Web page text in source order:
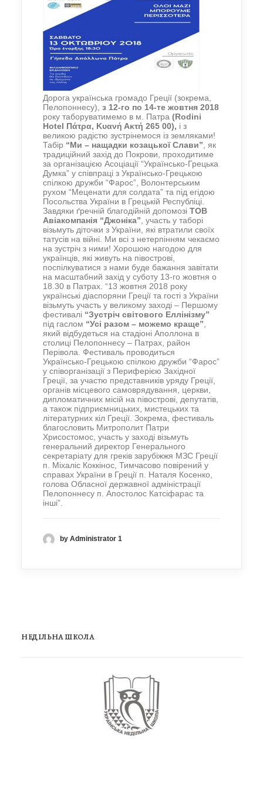
Дорога українська громадо Греції (зокрема,
Пелопоннесу), з 12-го по 14-те жовтня 2018
року таборуватимемо в м. Патра (Rodini
Hotel Πάτρα, Κυανή Ακτή 265 00), і з
великою радістю зустрінемося із земляками!
Табір “Ми – нащадки козацької Слави”, як
традиційний захід до Покрови, проходитиме
за організацією Асоціації “Українсько-Грецька
Думка” у співпраці з Українсько-Грецькою
спілкою дружби “Фарос”, Волонтерським
рухом “Меценати для солдата” та під егідою
Посольства України в Грецькій Республіці.
Завдяки ґречній благодійній допомозі ТОВ
Авіакомпанія “Джоніка”, участь у таборі
візьмуть діточки з України, які втратили своїх
татусів на війні. Ми всі з нетерпінням чекаємо
на зустріч з ними! Хорошою нагодою для
українців, які живуть на півострові,
поспілкуватися з нами буде бажання завітати
на масштабний захід у суботу 13-го жовтня о
18.30 в Патрах. “13 жовтня 2018 року
українські діаспоряни Греції та гості з України
візьмуть участь у великому заході – Першому
фестивалі “Зустріч світового Еллінізму”
під гаслом “Усі разом – можемо краще”,
який відбудеться на стадіоні Аполлона в
столиці Пелопоннесу – Патрах, район
Перівола. Фестиваль проводиться
Українсько-Грецькою спілкою дружби “Фарос”
у співорганізації з Периферією Західної
Греції, за участю представників уряду Греції,
органів місцевого самоврядування, церкви,
дипломатичних місій на півострові, депутатів,
а також підприємницьких, мистецьких та
літературних кіл Греції. Зокрема, фестиваль
благословить Митрополит Патри
Хрисостомос, участь у заході візьмуть
генеральний директор Генерального
секретаріату для греків зарубіжжя МЗС Греції
п. Міхаліс Коккінос, Тимчасово повірений у
справах України в Греції п. Наталя Косенко,
голова Обласної державної адміністрації
Пелопоннесу п. Апостолос Катсіфарас та
інші”.
by Administrator 1
НЕДІЛЬНА ШКОЛА